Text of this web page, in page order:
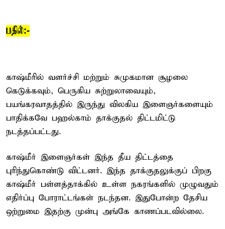
பதில்:-
காஷ்மீரில் வளர்ச்சி மற்றும் சுமுகமான சூழலை
கெடுக்கவும், பெருகிய சுற்றுலாவையும்,
பயங்கரவாதத்தில் இருந்து விலகிய இளைஞர்களையும்
பாதிக்கவே பஹல்காம் தாக்குதல் திட்டமிட்டு
நடத்தப்பட்டது.
காஷ்மீர் இளைஞர்கள் இந்த தீய திட்டத்தை
புரிந்துகொண்டு விட்டனர். இந்த தாக்குதலுக்குப் பிறகு
காஷ்மீர் பள்ளத்தாக்கில் உள்ள நகரங்களில் முழுவதும்
எதிர்ப்பு போராட்டங்கள் நடந்தன. இதுபோன்ற தேசிய
ஒற்றுமை இதற்கு முன்பு அங்கே காணப்படவில்லை.